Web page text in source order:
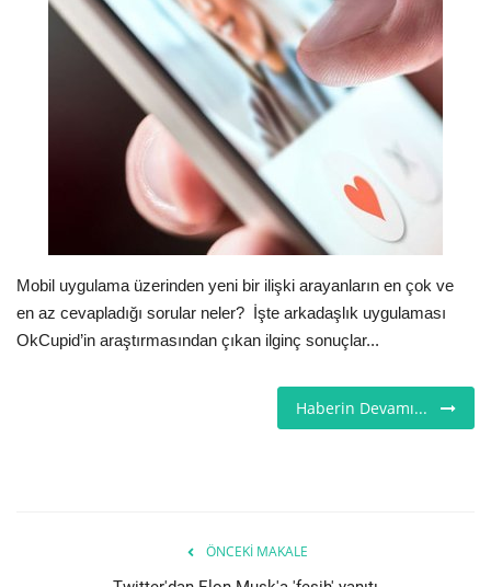
Londra
Firma Rehberi
Pazaryeri
Mobil uygulama üzerinden yeni bir ilişki arayanların en çok ve
en az cevapladığı sorular neler? İşte arkadaşlık uygulaması
OkCupid’in araştırmasından çıkan ilginç sonuçlar...
Haberin Devamı...
ÖNCEKI MAKALE